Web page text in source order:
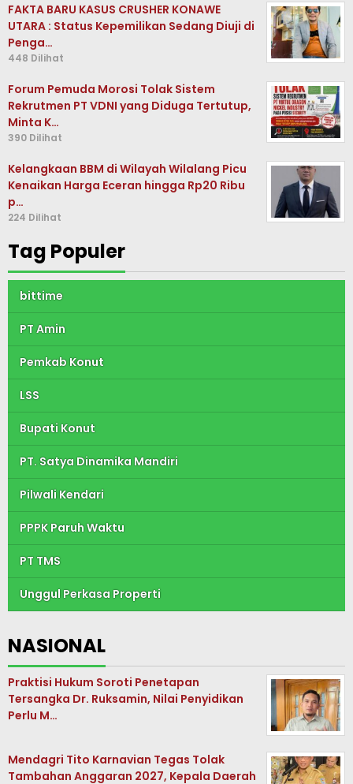
FAKTA BARU KASUS CRUSHER KONAWE
UTARA : Status Kepemilikan Sedang Diuji di
Penga…
448 Dilihat
Forum Pemuda Morosi Tolak Sistem
Rekrutmen PT VDNI yang Diduga Tertutup,
Minta K…
390 Dilihat
Kelangkaan BBM di Wilayah Wilalang Picu
Kenaikan Harga Eceran hingga Rp20 Ribu
p…
224 Dilihat
Tag Populer
bittime
PT Amin
Pemkab Konut
LSS
Bupati Konut
PT. Satya Dinamika Mandiri
Pilwali Kendari
PPPK Paruh Waktu
PT TMS
Unggul Perkasa Properti
NASIONAL
Praktisi Hukum Soroti Penetapan
Tersangka Dr. Ruksamin, Nilai Penyidikan
Perlu M…
Mendagri Tito Karnavian Tegas Tolak
Tambahan Anggaran 2027, Kepala Daerah